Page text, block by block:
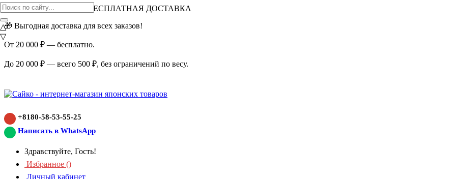
ВНИМАНИЕ АКЦИЯ!
БЕСПЛАТНАЯ ДОСТАВКА
🎁 Выгодная доставка для всех заказов!
От 20 000 ₽ — бесплатно.
До 20 000 ₽ — всего 500 ₽, без ограничений по весу.
+8180-58-53-55-25
Написать в WhatsApp
Здравствуйте, Гость!
Избранное ()
Личный кабинет
△
▽